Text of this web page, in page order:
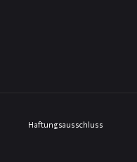
Haftungsausschluss